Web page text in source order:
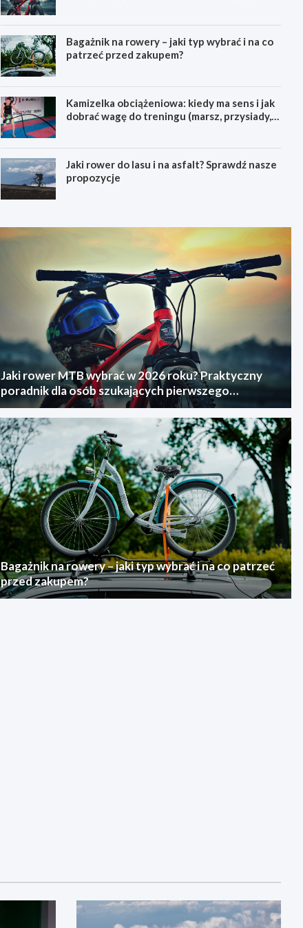
Bagażnik na rowery – jaki typ wybrać i na co
patrzeć przed zakupem?
Kamizelka obciążeniowa: kiedy ma sens i jak
dobrać wagę do treningu (marsz, przysiady,
Jaki rower do lasu i na asfalt? Sprawdź nasze
propozycje
Jaki rower MTB wybrać w 2026 roku? Praktyczny
poradnik dla osób szukających pierwszego
górskiego roweru
Bagażnik na rowery – jaki typ wybrać i na co patrzeć
przed zakupem?